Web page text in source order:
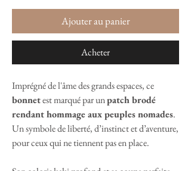
Ajouter au panier
Acheter
Imprégné de l'âme des grands espaces, ce
bonnetest marqué par unpatch brodé
rendant hommage aux peuples nomades.
Un symbole de liberté, d’instinct et d’aventure,
pour ceux qui ne tiennent pas en place.